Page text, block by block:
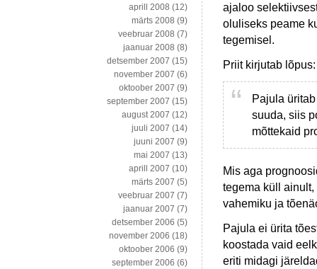
ajaloo
oluliseks peame
tegemisel.
Priit kirjutab lõpus:
Pajula
suuda, siis
mõttekaid
Mis aga
tegema küll
vahemiku ja
Pajula ei ürita
koostada vaid
eriti midagi
aprill 2008 (12)
märts 2008 (9)
veebruar 2008 (7)
jaanuar 2008 (8)
detsember 2007 (15)
november 2007 (6)
oktoober 2007 (9)
september 2007 (15)
august 2007 (12)
juuli 2007 (14)
juuni 2007 (9)
mai 2007 (13)
aprill 2007 (10)
märts 2007 (5)
veebruar 2007 (7)
jaanuar 2007 (7)
detsember 2006 (5)
november 2006 (18)
oktoober 2006 (9)
september 2006 (6)